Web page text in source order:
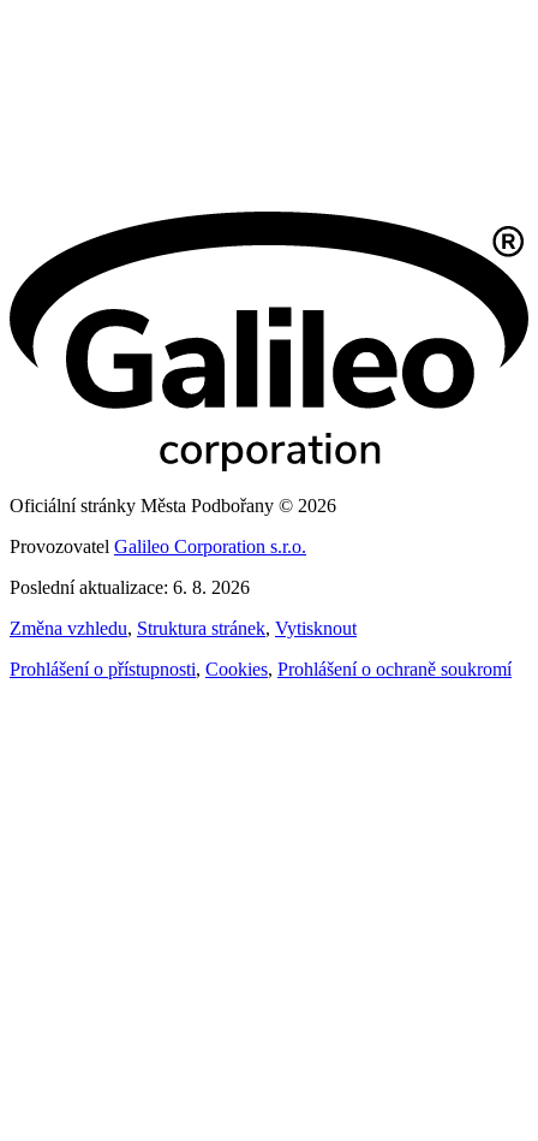
Oficiální stránky Města Podbořany © 2026
Provozovatel Galileo Corporation s.r.o.
Poslední aktualizace: 6. 8. 2026
Změna vzhledu, Struktura stránek, Vytisknout
Prohlášení o přístupnosti, Cookies, Prohlášení o ochraně soukromí